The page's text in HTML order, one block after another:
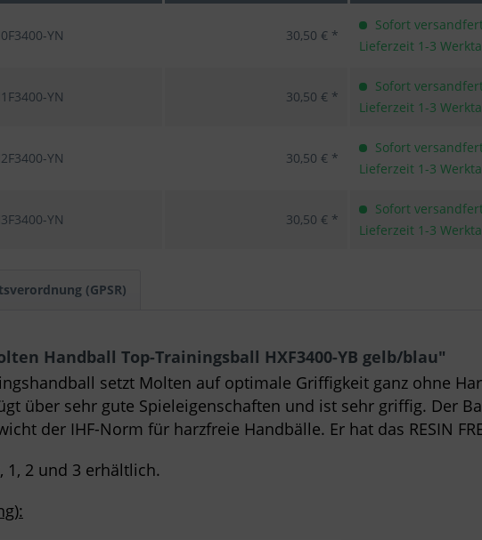
YN 30,50 € *
Sofort
Lieferzeit 1-3
YN 30,50 € *
Sofort
Lieferzeit 1-3
YN 30,50 € *
Sofort
Lieferzeit 1-3
YN 30,50 € *
Sofort
Lieferzeit 1-3
(GPSR)
Handball Top-Trainingsball HXF3400-YB gelb/blau"
setzt Molten auf optimale Griffigkeit ganz ohne
über sehr gute Spieleigenschaften und ist sehr griffig. Der
der IHF-Norm für harzfreie Handbälle. Er hat das RESIN
1, 2 und 3 erhältlich.